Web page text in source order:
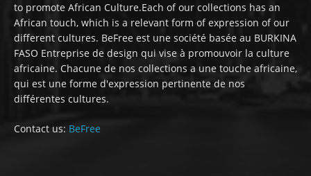
to promote African Culture.Each of our collections has an
African touch, which is a relevant form of expression of our
different cultures. BeFree est une société basée au BURKINA
FASO Entreprise de design qui vise à promouvoir la culture
africaine. Chacune de nos collections a une touche africaine,
qui est une forme d'expression pertinente de nos
différentes cultures.
Contact us: BeFree